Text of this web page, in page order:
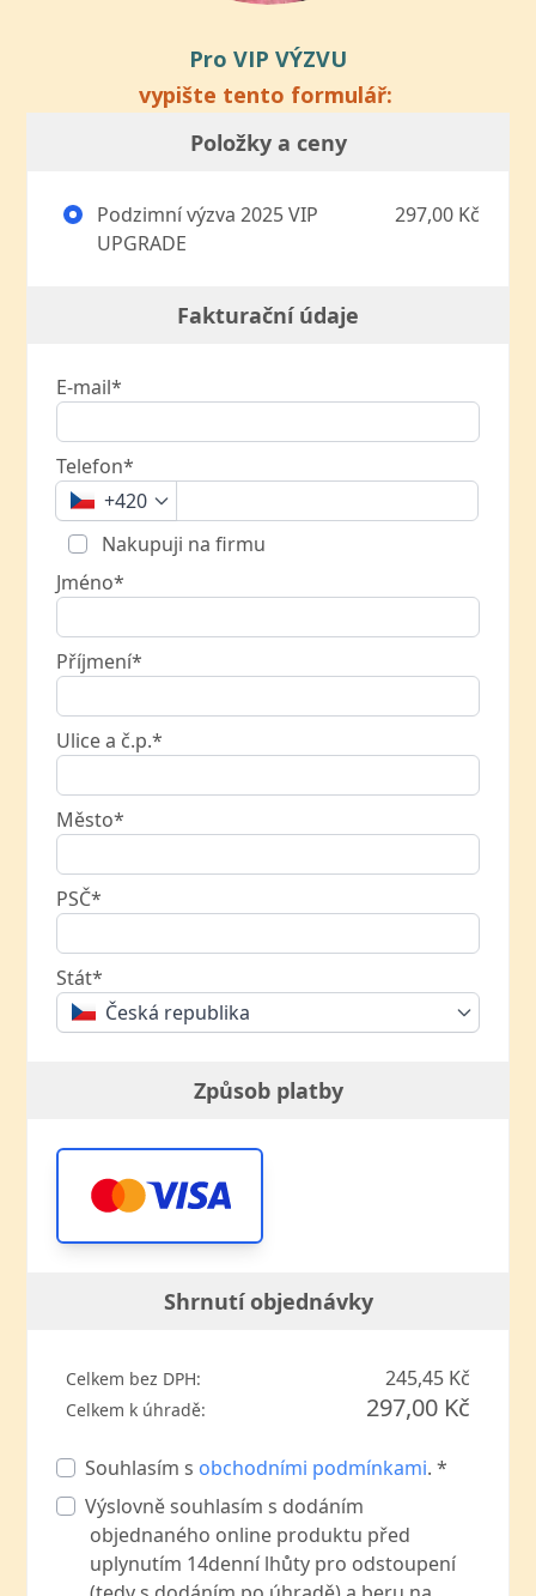
Pro VIP VÝZVU
vypište tento formulář:
Položky a ceny
Podzimní výzva 2025 VIP
UPGRADE
297,00 Kč
Fakturační údaje
E-mail*
Telefon*
+420
Nakupuji na firmu
Jméno*
Příjmení*
Ulice a č.p.*
Město*
PSČ*
Stát*
Česká republika
Způsob platby
Shrnutí objednávky
Celkem bez DPH: 245,45 Kč
Celkem k úhradě: 297,00 Kč
Souhlasím s obchodními podmínkami. *
Výslovně souhlasím s dodáním
objednaného online produktu před
uplynutím 14denní lhůty pro odstoupení